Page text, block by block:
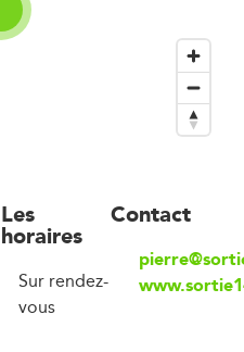
Les
horaires
Sur rendez-
vous
Contact